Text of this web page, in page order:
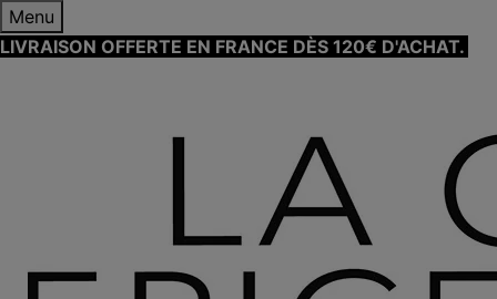
Menu
LIVRAISON OFFERTE EN FRANCE DÈS 120€ D'ACHAT.